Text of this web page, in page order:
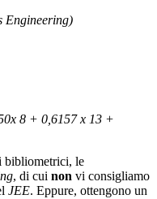
Engineering)
8 + 0,6157 x 13 +
bibliometrici, le
, di cui non vi consigliamo
JEE. Eppure, ottengono un